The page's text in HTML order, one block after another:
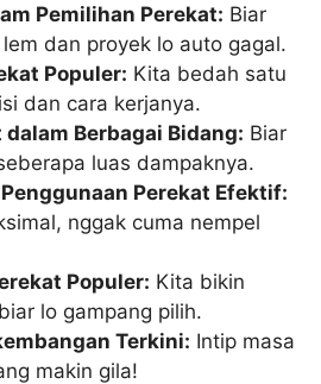
Pemilihan Perekat: Biar
dan proyek lo auto gagal.
Populer: Kita bedah satu
dan cara kerjanya.
Berbagai Bidang: Biar
luas dampaknya.
Perekat Efektif:
nggak cuma nempel
Populer: Kita bikin
lo gampang pilih.
Terkini: Intip masa
makin gila!